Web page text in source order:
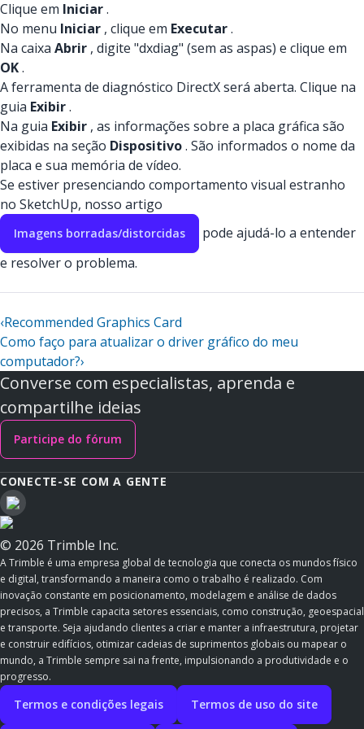
Clique em Iniciar.
No menu Iniciar , clique em Executar.
Na caixa Abrir , digite "dxdiag" (sem as aspas) e clique em
OK.
A ferramenta de diagnóstico DirectX será aberta. Clique na
guia Exibir.
Na guia Exibir , as informações sobre a placa gráfica são
exibidas na seção Dispositivo. São informados o nome da
placa e sua memória de vídeo.
Se estiver presenciando comportamento visual estranho
no SketchUp, nosso artigo
Imagens borradas/distorcidas
pode ajudá-lo a entender
e resolver o problema.
‹Recommended Graphics Card
Como faço para atualizar o driver gráfico do meu
computador?›
Converse com especialistas, aprenda e
compartilhe ideias
Participe do fórum
CONECTE-SE COM A GENTE
© 2026 Trimble Inc.
A Trimble é uma empresa global de tecnologia que conecta os mundos físico
e digital, transformando a maneira como o trabalho é realizado. Com
inovação constante em posicionamento, modelagem e análise de dados
precisos, a Trimble capacita setores essenciais, como construção, geoespacial
e transporte. Seja ajudando clientes a criar e manter a infraestrutura, projetar
e construir edifícios, otimizar cadeias de suprimentos globais ou mapear o
mundo, a Trimble sempre sai na frente, impulsionando a produtividade e o
progresso.
Termos e condições legais Termos de uso do site